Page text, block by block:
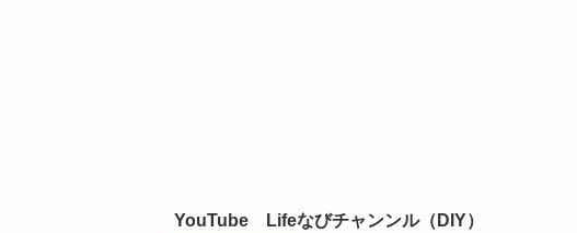
YouTube Lifeなびチャンンル（DIY）